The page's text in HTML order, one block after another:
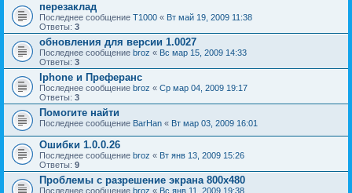
перезаклад
Последнее сообщение T1000 « Вт май 19, 2009 11:38
Ответы: 3
обновления для версии 1.0027
Последнее сообщение broz « Вс мар 15, 2009 14:33
Ответы: 3
Iphone и Преферанс
Последнее сообщение broz « Ср мар 04, 2009 19:17
Ответы: 3
Помогите найти
Последнее сообщение BarHan « Вт мар 03, 2009 16:01
Ошибки 1.0.0.26
Последнее сообщение broz « Вт янв 13, 2009 15:26
Ответы: 9
Проблемы с разрешение экрана 800х480
Последнее сообщение broz « Вс янв 11, 2009 19:38